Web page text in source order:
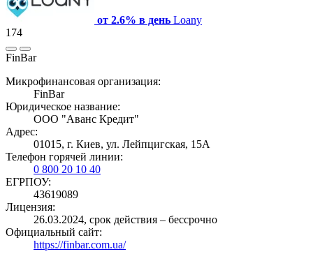
от 2.6% в день Loany
174
FinBar
Микрофинансовая организация:
FinBar
Юридическое название:
ООО "Аванс Кредит"
Адрес:
01015, г. Киев, ул. Лейпцигская, 15А
Телефон горячей линии:
0 800 20 10 40
ЕГРПОУ:
43619089
Лицензия:
26.03.2024, срок действия – бессрочно
Официальный сайт:
https://finbar.com.ua/